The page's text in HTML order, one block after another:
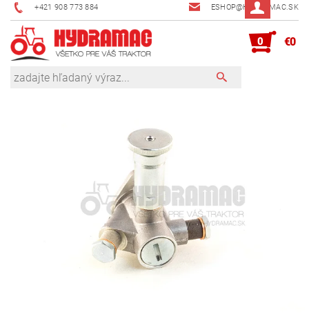
+421 908 773 884 ESHOP@HYDRAMAC.SK
0 €0